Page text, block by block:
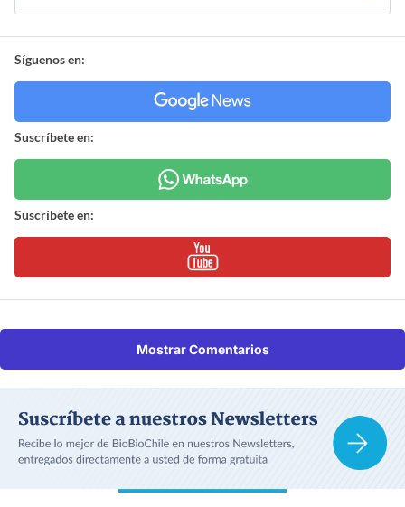
Síguenos en:
Suscríbete en:
Suscríbete en:
Mostrar Comentarios